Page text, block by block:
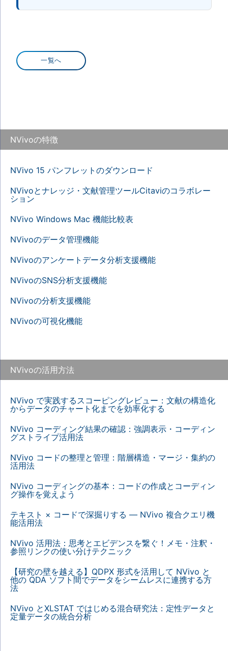
一覧へ
NVivoの特徴
NVivo 15 パンフレットのダウンロード
NVivoとナレッジ・文献管理ツールCitaviのコラボレー
ション
NVivo Windows Mac 機能比較表
NVivoのデータ管理機能
NVivoのアンケートデータ分析支援機能
NVivoのSNS分析支援機能
NVivoの分析支援機能
NVivoの可視化機能
NVivoの活用方法
NVivo で実践するスコーピングレビュー：文献の構造化
からデータのチャート化までを効率化する
NVivo コーディング結果の確認：強調表示・コーディン
グストライプ活用法
NVivo コードの整理と管理：階層構造・マージ・集約の
活用法
NVivo コーディングの基本：コードの作成とコーディン
グ操作を覚えよう
テキスト × コードで深掘りする — NVivo 複合クエリ機
能活用法
NVivo 活用法：思考とエビデンスを繋ぐ！メモ・注釈・
参照リンクの使い分けテクニック
【研究の壁を越える】QDPX 形式を活用して NVivo と
他の QDA ソフト間でデータをシームレスに連携する方
法
NVivo とXLSTAT ではじめる混合研究法：定性データと
定量データの統合分析